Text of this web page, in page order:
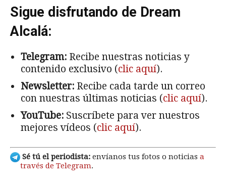
Sigue disfrutando de Dream
Alcalá:
Telegram: Recibe nuestras noticias y
contenido exclusivo (clic aquí).
Newsletter: Recibe cada tarde un correo
con nuestras últimas noticias (clic aquí).
YouTube: Suscríbete para ver nuestros
mejores vídeos (clic aquí).
Sé tú el periodista: envíanos tus fotos o noticias a
través de Telegram.